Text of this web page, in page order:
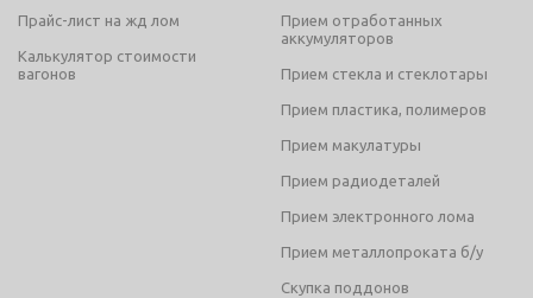
Прайс-лист на жд лом
Калькулятор стоимости
вагонов
Прием отработанных
аккумуляторов
Прием стекла и стеклотары
Прием пластика, полимеров
Прием макулатуры
Прием радиодеталей
Прием электронного лома
Прием металлопроката б/у
Скупка поддонов